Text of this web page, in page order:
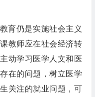
育仍是实施社会主义
教师应在社会经济转
动学习医学人文和医
在的问题，树立医学
关注的就业问题，可